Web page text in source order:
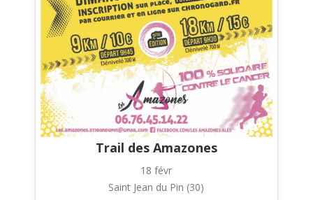
Trail des Amazones
18 févr
Saint Jean du Pin (30)